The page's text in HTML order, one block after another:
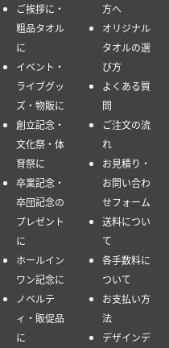
ご挨拶に・
粗品タオル
に
イベント・
ライブグッ
ズ・物販に
創立記念・
文化祭・体
育祭に
卒業記念・
卒団記念の
プレゼント
に
ホールイン
ワン記念に
ノベルテ
ィ・販促品
に
方へ
オリジナル
タオルの選
び方
よくある質
問
ご注文の流
れ
お見積り・
お問い合わ
せフォーム
送料につい
て
各手数料に
ついて
お支払い方
法
デザインデ